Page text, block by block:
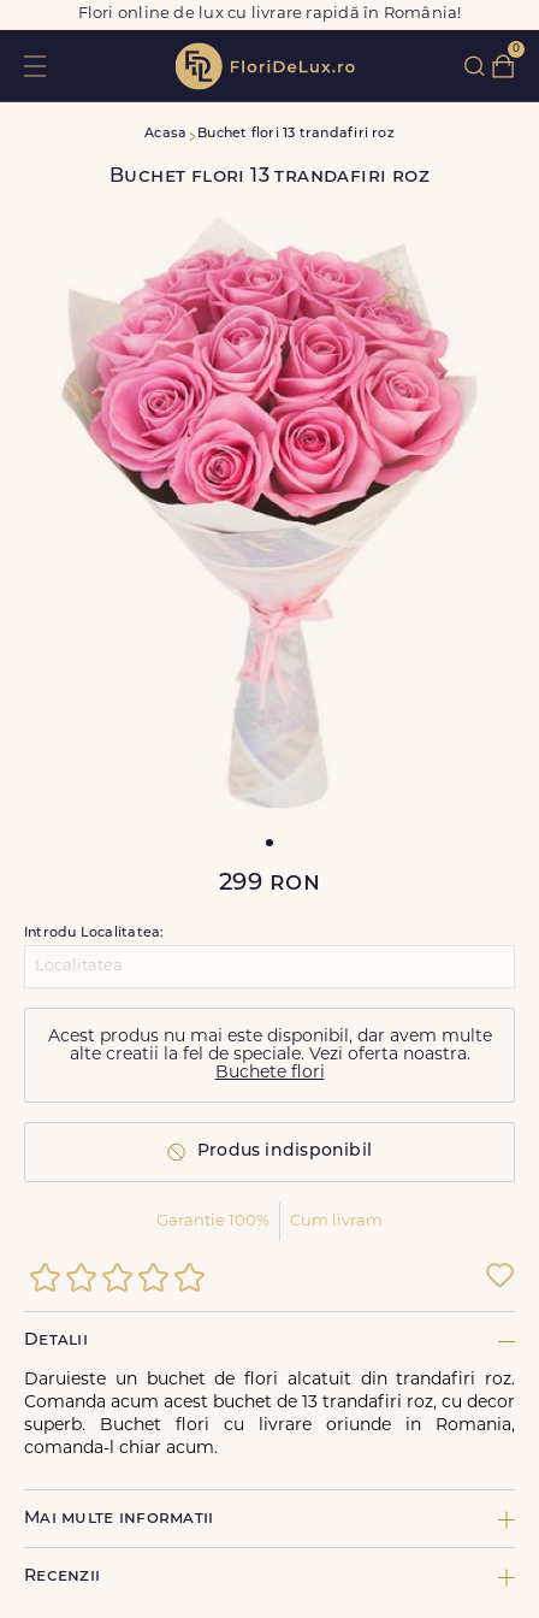
Flori online de lux cu livrare rapidă în România!
0
Acasa Buchet flori 13 trandafiri roz
Buchet flori 13 trandafiri roz
299 ron
Introdu Localitatea:
Acest produs nu mai este disponibil, dar avem multe
alte creatii la fel de speciale. Vezi oferta noastra.
Buchete flori
Produs indisponibil
Garantie 100% Cum livram
Detalii
Daruieste un buchet de flori alcatuit din trandafiri roz.
Comanda acum acest buchet de 13 trandafiri roz, cu decor
superb. Buchet flori cu livrare oriunde in Romania,
comanda-l chiar acum.
Mai multe informatii
1 x Ambalaj decor, 1 x Felicitare FDL, 2 x Panglica
Recenzii